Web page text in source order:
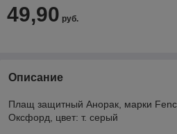
49,90 руб.
Описание
Плащ защитный Анорак, марки
Оксфорд, цвет: т. серый